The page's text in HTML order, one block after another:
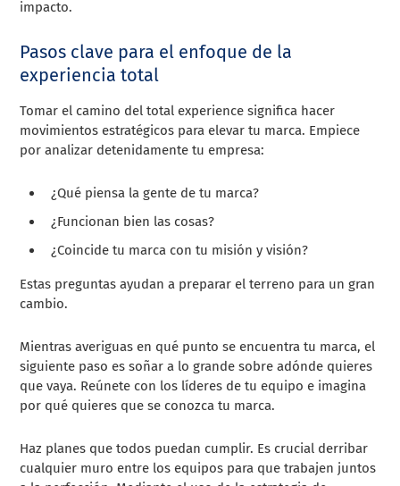
impacto.
Pasos clave para el enfoque de la
experiencia total
Tomar el camino del total experience significa hacer
movimientos estratégicos para elevar tu marca. Empiece
por analizar detenidamente tu empresa:
¿Qué piensa la gente de tu marca?
¿Funcionan bien las cosas?
¿Coincide tu marca con tu misión y visión?
Estas preguntas ayudan a preparar el terreno para un gran
cambio.
Mientras averiguas en qué punto se encuentra tu marca, el
siguiente paso es soñar a lo grande sobre adónde quieres
que vaya. Reúnete con los líderes de tu equipo e imagina
por qué quieres que se conozca tu marca.
Haz planes que todos puedan cumplir. Es crucial derribar
cualquier muro entre los equipos para que trabajen juntos